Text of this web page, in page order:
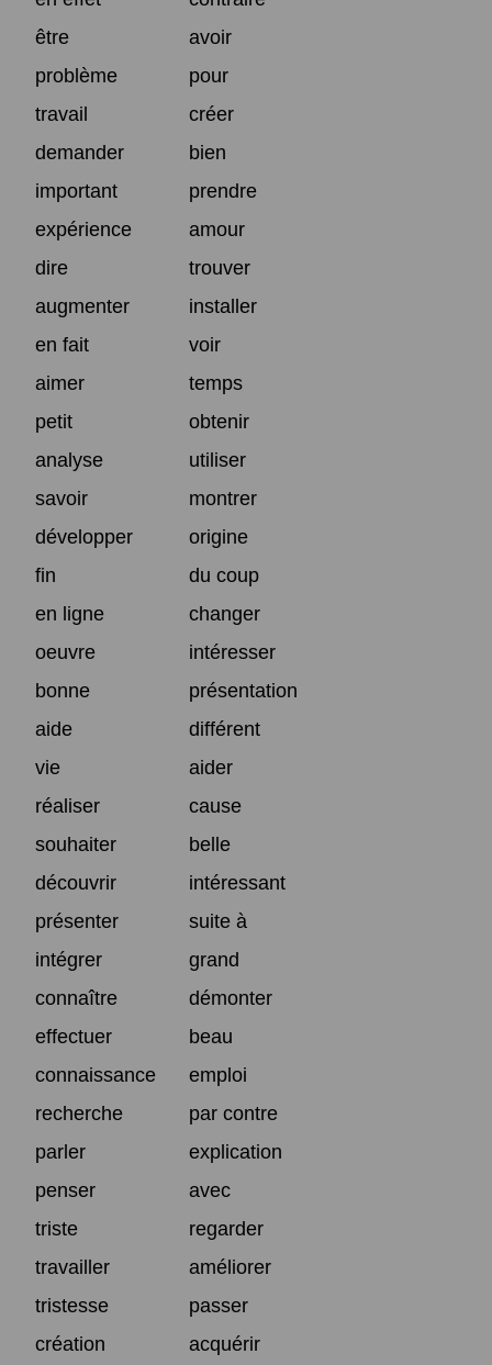
être
avoir
problème
pour
travail
créer
demander
bien
important
prendre
expérience
amour
dire
trouver
augmenter
installer
en fait
voir
aimer
temps
petit
obtenir
analyse
utiliser
savoir
montrer
développer
origine
fin
du coup
en ligne
changer
oeuvre
intéresser
bonne
présentation
aide
différent
vie
aider
réaliser
cause
souhaiter
belle
découvrir
intéressant
présenter
suite à
intégrer
grand
connaître
démonter
effectuer
beau
connaissance
emploi
recherche
par contre
parler
explication
penser
avec
triste
regarder
travailler
améliorer
tristesse
passer
création
acquérir